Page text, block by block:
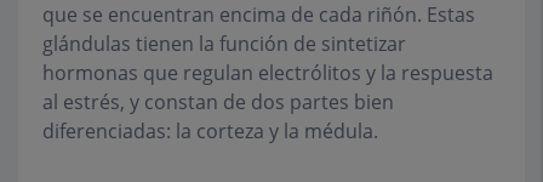
que se encuentran encima de cada riñón. Estas
glándulas tienen la función de sintetizar
hormonas que regulan electrólitos y la respuesta
al estrés, y constan de dos partes bien
diferenciadas: la corteza y la médula.